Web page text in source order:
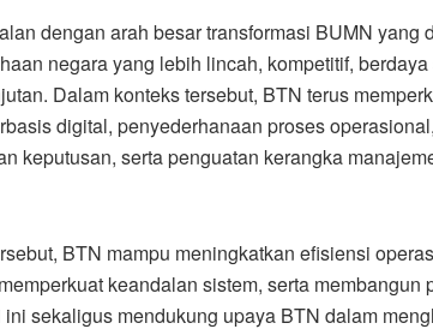
dengan arah besar transformasi BUMN yang
negara yang lebih lincah, kompetitif,
Dalam konteks tersebut, BTN terus
digital, penyederhanaan proses
keputusan, serta penguatan kerangka
BTN mampu meningkatkan efisiensi
keandalan sistem, serta membangun
sekaligus mendukung upaya BTN dalam